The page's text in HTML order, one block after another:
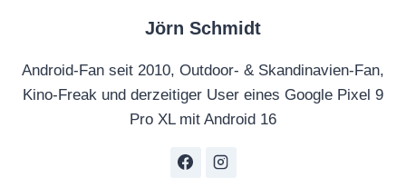
Jörn Schmidt
Android-Fan seit 2010, Outdoor- & Skandinavien-Fan,
Kino-Freak und derzeitiger User eines Google Pixel 9
Pro XL mit Android 16